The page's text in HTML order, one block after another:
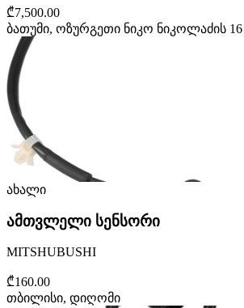
₾7,500.00
ბათუმი, ოზურგეთი ნიკო ნიკოლაძის 16
ახალი
ამთვლელი სენსორი
MITSHUBUSHI
₾160.00
თბილისი, დიღომი